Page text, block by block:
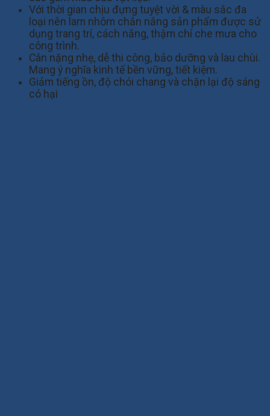
Với thời gian chịu đựng tuyệt vời & màu sắc đa
loại nên lam nhôm chắn nắng sản phẩm được sử
dụng trang trí, cách nắng, thậm chí che mưa cho
công trình.
Cân nặng nhẹ, dễ thi công, bảo dưỡng và lau chùi.
Mang ý nghĩa kinh tế bền vững, tiết kiệm.
Giảm tiếng ồn, độ chói chang và chặn lại độ sáng
có hại